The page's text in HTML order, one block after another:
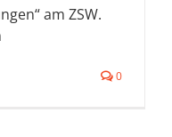
am ZSW.
0